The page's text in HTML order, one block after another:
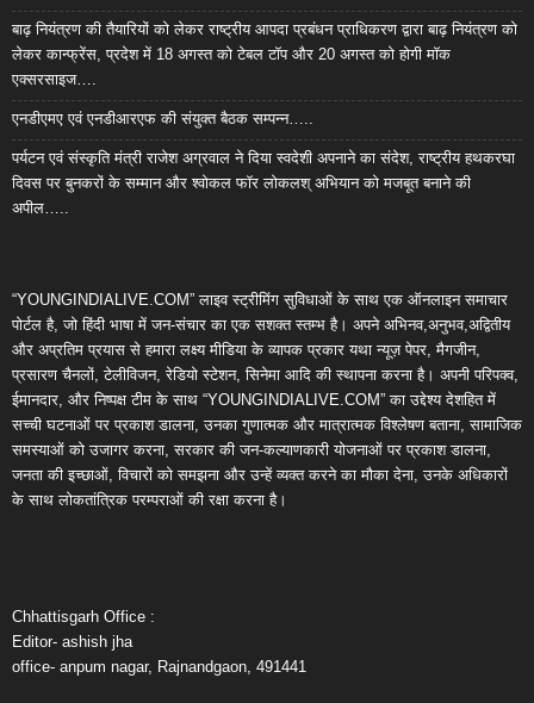
बाढ़ नियंत्रण की तैयारियों को लेकर राष्ट्रीय आपदा प्रबंधन प्राधिकरण द्वारा बाढ़ नियंत्रण को
लेकर कान्फ्रेंस, प्रदेश में 18 अगस्त को टेबल टॉप और 20 अगस्त को होगी मॉक
एक्सरसाइज….
एनडीएमए एवं एनडीआरएफ की संयुक्त बैठक सम्पन्न…..
पर्यटन एवं संस्कृति मंत्री राजेश अग्रवाल ने दिया स्वदेशी अपनाने का संदेश, राष्ट्रीय हथकरघा
दिवस पर बुनकरों के सम्मान और श्वोकल फॉर लोकलश् अभियान को मजबूत बनाने की
अपील…..
“YOUNGINDIALIVE.COM” लाइव स्ट्रीमिंग सुविधाओं के साथ एक ऑनलाइन समाचार
पोर्टल है, जो हिंदी भाषा में जन-संचार का एक सशक्त स्तम्भ है। अपने अभिनव,अनुभव,अद्वितीय
और अप्रतिम प्रयास से हमारा लक्ष्य मीडिया के व्यापक प्रकार यथा न्यूज़ पेपर, मैगजीन,
प्रसारण चैनलों, टेलीविजन, रेडियो स्टेशन, सिनेमा आदि की स्थापना करना है। अपनी परिपक्व,
ईमानदार, और निष्पक्ष टीम के साथ “YOUNGINDIALIVE.COM” का उद्देश्य देशहित में
सच्ची घटनाओं पर प्रकाश डालना, उनका गुणात्मक और मात्रात्मक विश्लेषण बताना, सामाजिक
समस्याओं को उजागर करना, सरकार की जन-कल्याणकारी योजनाओं पर प्रकाश डालना,
जनता की इच्छाओं, विचारों को समझना और उन्हें व्यक्त करने का मौका देना, उनके अधिकारों
के साथ लोकतांत्रिक परम्पराओं की रक्षा करना है।
Chhattisgarh Office :
Editor- ashish jha
office- anpum nagar, Rajnandgaon, 491441